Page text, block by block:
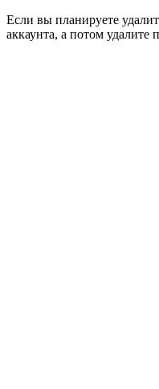
Если вы планируете
аккаунта, а потом удалите